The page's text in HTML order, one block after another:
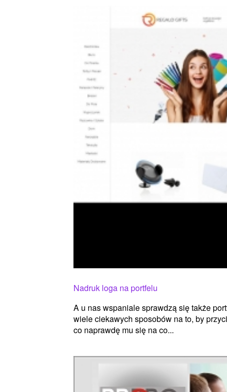
Nadruk loga na portfelu
A u nas wspaniale sprawdzą się także
wiele ciekawych sposobów na to, by
co naprawdę mu się na co...